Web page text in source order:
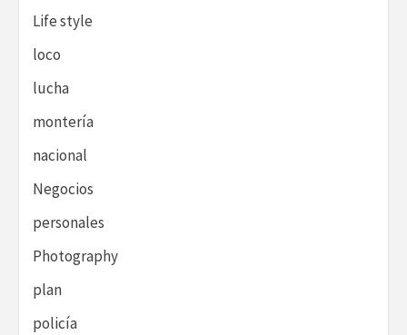
Life style
loco
lucha
montería
nacional
Negocios
personales
Photography
plan
policía